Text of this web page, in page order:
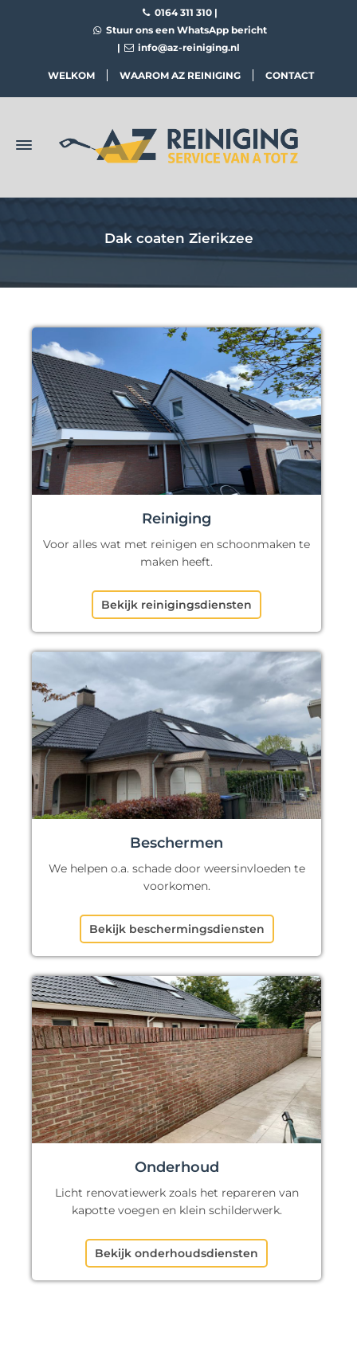
0164 311 310 |
Stuur ons een WhatsApp bericht
|
info@az-reiniging.nl
WELKOM WAAROM AZ REINIGING CONTACT
Dak coaten Zierikzee
Reiniging
Voor alles wat met reinigen en schoonmaken te
maken heeft.
Bekijk reinigingsdiensten
Beschermen
We helpen o.a. schade door weersinvloeden te
voorkomen.
Bekijk beschermingsdiensten
Onderhoud
Licht renovatiewerk zoals het repareren van
kapotte voegen en klein schilderwerk.
Bekijk onderhoudsdiensten